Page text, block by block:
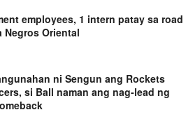
employees, 1 intern patay sa road
Negros Oriental
ni Sengun ang Rockets
si Ball naman ang nag-lead ng